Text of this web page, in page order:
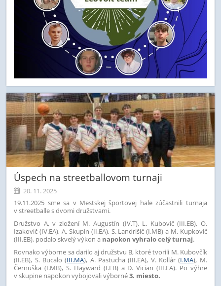
Úspech na streetballovom turnaji
20. 11. 2025
19.11.2025 sme sa v Mestskej športovej hale zúčastnili turnaja
v streetballe s dvomi družstvami.
Družstvo A, v zložení M. Augustín (IV.T), L. Kubovič (III.EB), O.
Izakovič (IV.EA), A. Skupin (II.EA), S. Landrišič (I.MB) a M. Kupkovič
(III.EB), podalo skvelý výkon a napokon vyhralo celý turnaj.
Rovnako výborne sa darilo aj družstvu B, ktoré tvorili M. Kubovčík
(II.EB), S. Bucalo (III.MA), A. Pastucha (III.EA), V. Kollár (I.MA), M.
Černuška (I.MB), S. Hayward (I.EB) a D. Vician (III.EA). Po výhre
v skupine napokon vybojovali výborné3. miesto.